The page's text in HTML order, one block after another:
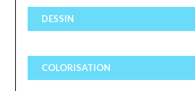
DESSIN
COLORISATION